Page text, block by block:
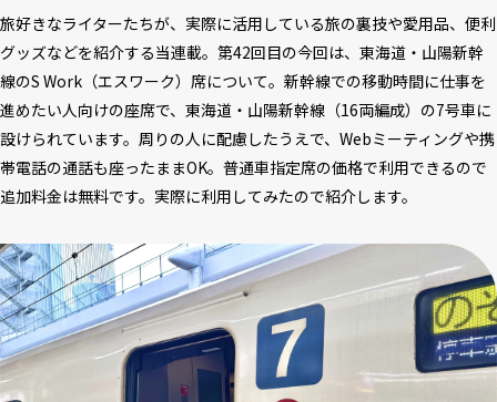
旅好きなライターたちが、実際に活用している旅の裏技や愛用品、便利
グッズなどを紹介する当連載。第42回目の今回は、東海道・山陽新幹
線のS Work（エスワーク）席について。新幹線での移動時間に仕事を
進めたい人向けの座席で、東海道・山陽新幹線（16両編成）の7号車に
設けられています。周りの人に配慮したうえで、Webミーティングや携
帯電話の通話も座ったままOK。普通車指定席の価格で利用できるので
追加料金は無料です。実際に利用してみたので紹介します。